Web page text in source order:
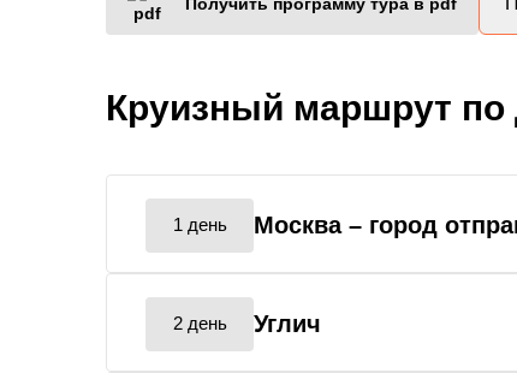
Круизный маршрут по
1 день Москва – город
2 день Углич